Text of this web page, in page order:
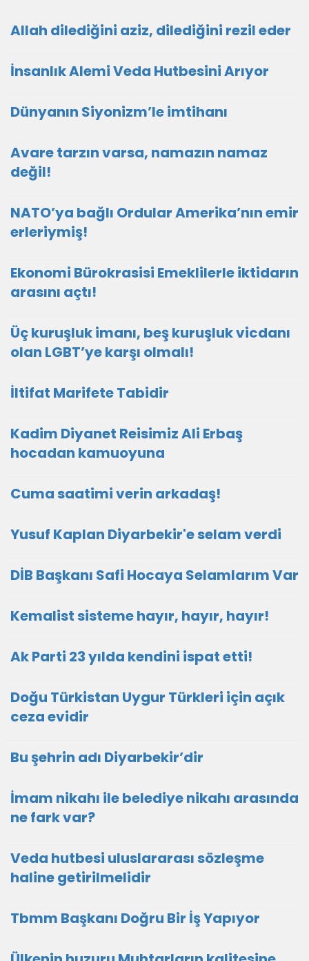
Allah dilediğini aziz, dilediğini rezil eder
İnsanlık Alemi Veda Hutbesini Arıyor
Dünyanın Siyonizm’le imtihanı
Avare tarzın varsa, namazın namaz
değil!
NATO’ya bağlı Ordular Amerika’nın emir
erleriymiş!
Ekonomi Bürokrasisi Emeklilerle iktidarın
arasını açtı!
Üç kuruşluk imanı, beş kuruşluk vicdanı
olan LGBT’ye karşı olmalı!
İltifat Marifete Tabidir
Kadim Diyanet Reisimiz Ali Erbaş
hocadan kamuoyuna
Cuma saatimi verin arkadaş!
Yusuf Kaplan Diyarbekir'e selam verdi
DİB Başkanı Safi Hocaya Selamlarım Var
Kemalist sisteme hayır, hayır, hayır!
Ak Parti 23 yılda kendini ispat etti!
Doğu Türkistan Uygur Türkleri için açık
ceza evidir
Bu şehrin adı Diyarbekir’dir
İmam nikahı ile belediye nikahı arasında
ne fark var?
Veda hutbesi uluslararası sözleşme
haline getirilmelidir
Tbmm Başkanı Doğru Bir İş Yapıyor